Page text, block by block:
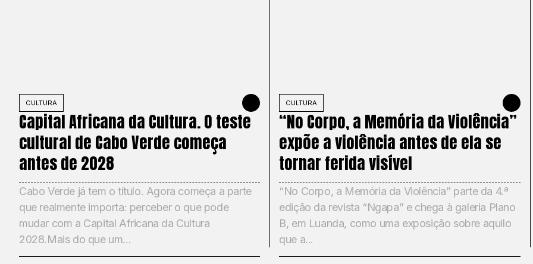
CULTURA 2 DE JUNHO DE 2026
Capital Africana da Cultura. O teste
cultural de Cabo Verde começa
antes de 2028
Cabo Verde já tem o título. Agora começa a parte
que realmente importa: perceber o que pode
mudar com a Capital Africana da Cultura
2028.Mais do que um...
CULTURA 22 DE
“No Corpo, a Memória da Violência”
expõe a violência antes de ela se
tornar ferida visível
“No Corpo, a Memória da Violência” parte da 4.ª
edição da revista “Ngapa” e chega à galeria Plano
B, em Luanda, como uma exposição sobre aquilo
que a...